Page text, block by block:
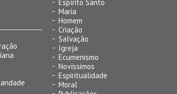
Espírito Santo
Maria
Homem
Criação
Salvação
Igreja
Ecumenismo
Novíssimos
Espiritualidade
Moral